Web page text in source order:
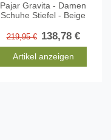
Pajar Gravita - Damen
Schuhe Stiefel - Beige
219,95 € 138,78 €
Artikel anzeigen